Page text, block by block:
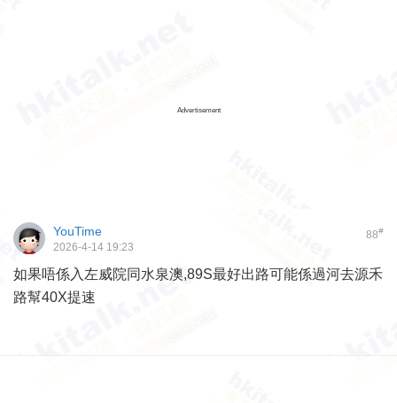
Advertisement
88#
YouTime
2026-4-14 19:23
如果唔係入左威院同水泉澳,89S最好出路可能係過河去源禾
路幫40X提速